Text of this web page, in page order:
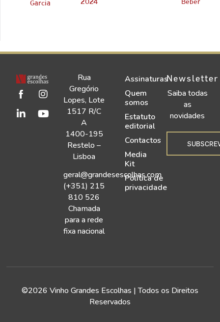
Garcia
2024
Beber
Rua
Gregório
Lopes, Lote
1517 R/C
A
1400-195
Restelo –
Lisboa
geral@grandesescolhas.com
(+351) 215
810 526
Chamada
para a rede
fixa nacional
Assinaturas
Quem
somos
Estatuto
editorial
Contactos
Media
Kit
Política de
privacidade
Newsletter
Saiba todas
as
novidades
©2026 Vinho Grandes Escolhas | Todos os Direitos
Reservados